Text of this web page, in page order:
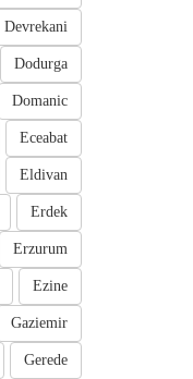
Devrekani
Dodurga
Domanic
Eceabat
Eldivan
Erdek
Erzurum
Ezine
Gaziemir
Gerede